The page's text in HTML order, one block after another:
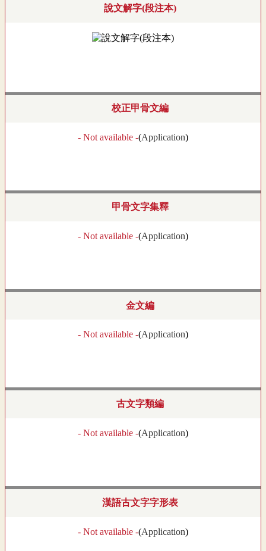
說文解字(段注本)
校正甲骨文編
- Not available -(Application)
甲骨文字集釋
- Not available -(Application)
金文編
- Not available -(Application)
古文字類編
- Not available -(Application)
漢語古文字字形表
- Not available -(Application)